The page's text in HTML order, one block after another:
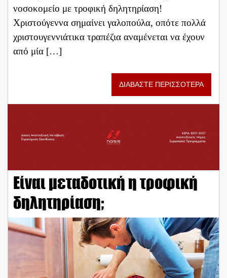
νοσοκομείο με τροφική δηλητηρίαση!
Χριστούγεννα σημαίνει γαλοπούλα, οπότε πολλά
χριστουγεννιάτικα τραπέζια αναμένεται να έχουν
από μία […]
ΔΙΑΒΑΣΤΕ ΠΕΡΙΣΣΟΤΕΡΑ
Eίναι μεταδοτική η τροφική
δηλητηρίαση;